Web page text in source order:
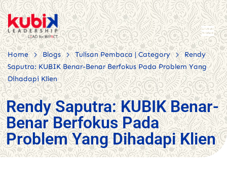
Home > Blogs > Tulisan Pembaca | Category >
Rendy
Saputra: KUBIK Benar-Benar Berfokus Pada Problem Yang
Dihadapi Klien
Rendy Saputra: KUBIK Benar-
Benar Berfokus Pada
Problem Yang Dihadapi Klien